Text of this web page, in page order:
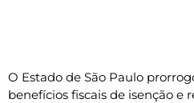
O Estado de São Paulo
benefícios fiscais de isenção e